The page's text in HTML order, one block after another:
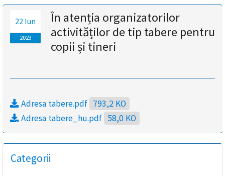
magyar
oldal
fejlesztés
alatt
van
Átiranyítás
22 Iun
2023
În atenția organizatorilor
activităților de tip tabere pentru
copii și tineri
Adresa tabere.pdf 793,2 KO
Adresa tabere_hu.pdf 58,0 KO
Categorii